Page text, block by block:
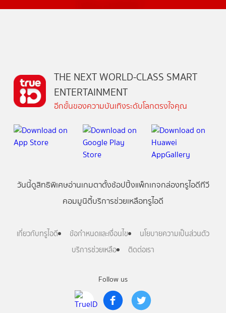
Follow us
THE NEXT WORLD-CLASS SMART
ENTERTAINMENT
อีกขั้นของความบันเทิงระดับโลกตรงใจคุณ
วันนี้ดูสิทธิพิเศษอ่านเกมตาตั้งช้อปปิ้งแพ็กเกจกล่องทรูไอดีทีวี
คอมมูนิตี้บริการช่วยเหลือทรูไอดี
เกี่ยวกับทรูไอดี ข้อกำหนดและเงื่อนไข
นโยบายความเป็นส่วนตัว
บริการช่วยเหลือ
ติดต่อเรา